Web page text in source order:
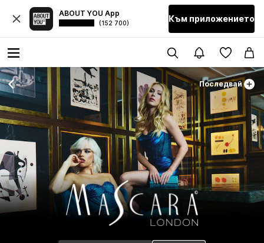
ABOUT YOU App
(152 700) Към приложението
Последвай